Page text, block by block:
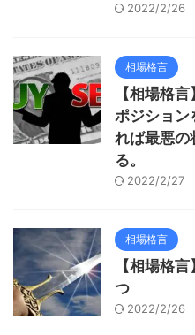
2022/2/26
相場格言
【相場格
ポジション
れば最悪の
る。
2022/2/27
相場格言
【相場格
つ
2022/2/26